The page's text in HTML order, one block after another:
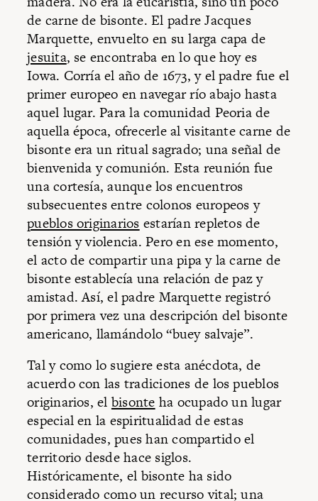
de carne de bisonte. El padre Jacques
Marquette, envuelto en su larga capa de
jesuita, se encontraba en lo que hoy es
Iowa. Corría el año de 1673, y el padre fue el
primer europeo en navegar río abajo hasta
aquel lugar. Para la comunidad Peoria de
aquella época, ofrecerle al visitante carne de
bisonte era un ritual sagrado; una señal de
bienvenida y comunión. Esta reunión fue
una cortesía, aunque los encuentros
subsecuentes entre colonos europeos y
pueblos originarios estarían repletos de
tensión y violencia. Pero en ese momento,
el acto de compartir una pipa y la carne de
bisonte establecía una relación de paz y
amistad. Así, el padre Marquette registró
por primera vez una descripción del bisonte
americano, llamándolo “buey salvaje”.
Tal y como lo sugiere esta anécdota, de
acuerdo con las tradiciones de los pueblos
originarios, el bisonte ha ocupado un lugar
especial en la espiritualidad de estas
comunidades, pues han compartido el
territorio desde hace siglos.
Históricamente, el bisonte ha sido
considerado como un recurso vital; una